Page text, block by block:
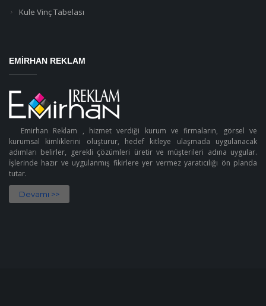
Kule Vinç Tabelası
EMIRHAN REKLAM
Emirhan Reklam , hizmet verdiği kurum ve firmaların, görsel ve
kurumsal kimliklerini oluşturur, hedef kitleye ulaşmada uygulanacak
adımları belirler, gerekli çözümleri üretir ve müşterileri adına uygular.
İşlerinde hazır ve uygulanmış fikirlere yer vermez yaratıcılığı ön planda
tutar.
Devamı >>